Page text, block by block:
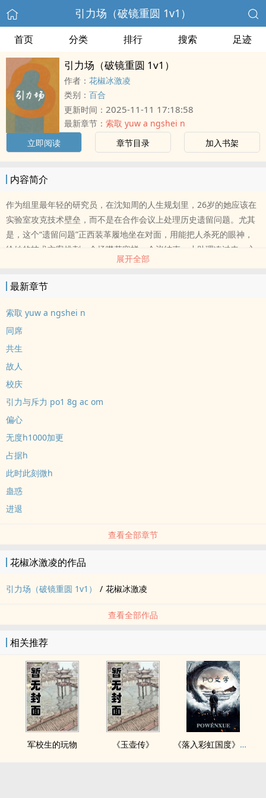
引力场（破镜重圆 1v1）
首页 分类 排行 搜索 足迹
引力场（破镜重圆 1v1）
作者： 花椒冰激凌
类别： 百合
更新时间： 2025-11-11 17:18:58
最新章节： 索取 yuw a ngshei n
立即阅读
章节目录 加入书架
内容简介
作为组里最年轻的研究员，在沈知周的人生规划里，26岁的她应该在
实验室攻克技术壁垒，而不是在合作会议上处理历史遗留问题。尤其
是，这个“遗留问题”正西装革履地坐在对面，用能把人杀死的眼神，
给她的技术方案挑刺。全场噤若寒蝉。会议结束，小助理凑过来，心
有余悸，“老师，你和江总……是不是有过节？”沈知周面无表情地收拾
文件，扔下一句“前男友。”话音刚落，本该离场的男人去而复返，倚
在门框边，声音凉飕飕地飘来。“沈老师，记错了吧。”“我什么时候同
意过分手？”一心一意造芯片x被扔掉后找上门来的狗沈知周x江寻
展开全部
最新章节
索取 yuw a ngshei n
同席
共生
故人
校庆
引力与斥力 po1 8g ac om
偏心
无度h1000加更
占据h
此时此刻微h
蛊惑
进退
查看全部章节
花椒冰激凌的作品
引力场（破镜重圆 1v1） / 花椒冰激凌
查看全部作品
相关推荐
军校生的玩物 《玉壶传》 《落入彩虹国度》穿越+西幻+言情